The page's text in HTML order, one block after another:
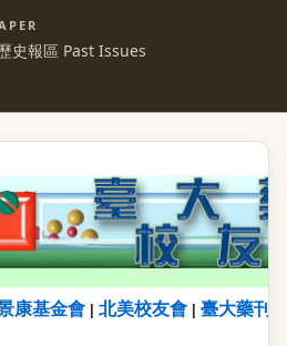
史報區 Past Issues
康基金會 北美校友會 臺大藥刊